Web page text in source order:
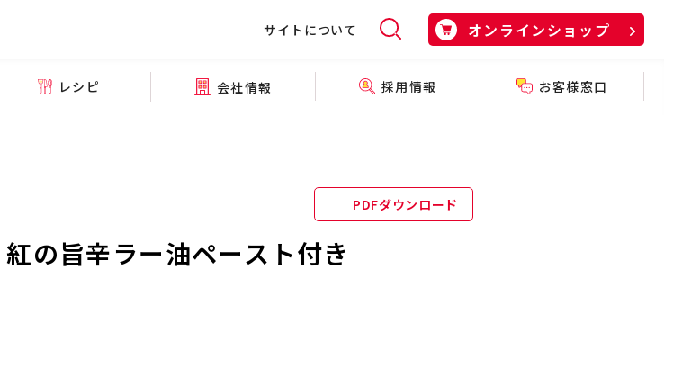
サイトについて オンラインショップ
レシピ 会社情報 採用情報 お客様窓口
PDFダウンロード
の旨辛ラー油ペースト付き